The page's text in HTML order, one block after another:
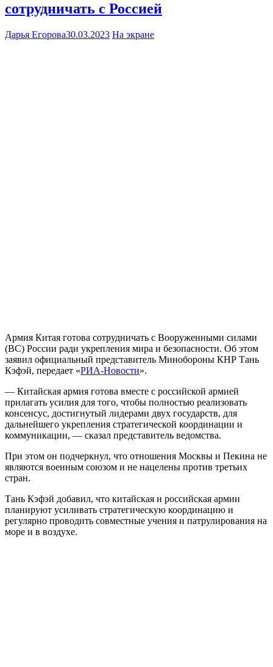
сотрудничать с Россией
Дарья Егорова30.03.2023 На экране
Армия Китая готова сотрудничать с Вооруженными силами
(ВС) России ради укрепления мира и безопасности. Об этом
заявил официальный представитель Минобороны КНР Тань
Кэфэй, передает «РИА-Новости».
— Китайская армия готова вместе с российской армией
прилагать усилия для того, чтобы полностью реализовать
консенсус, достигнутый лидерами двух государств, для
дальнейшего укрепления стратегической координации и
коммуникации, — сказал представитель ведомства.
При этом он подчеркнул, что отношения Москвы и Пекина не
являются военным союзом и не нацелены против третьих
стран.
Тань Кэфэй добавил, что китайская и российская армии
планируют усиливать стратегическую координацию и
регулярно проводить совместные учения и патрулирования на
море и в воздухе.